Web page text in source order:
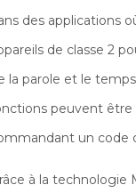
des applications
de classe 2
la parole et le
peuvent
un code
à la technologie